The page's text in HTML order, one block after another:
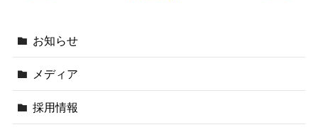
お知らせ
メディア
採用情報